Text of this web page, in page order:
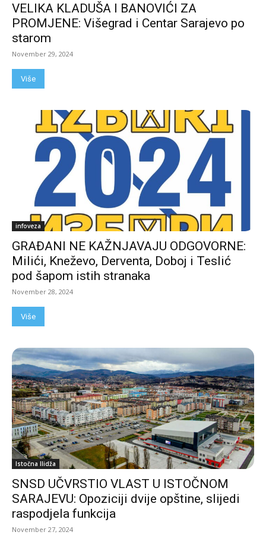
VELIKA KLADUŠA I BANOVIĆI ZA
PROMJENE: Višegrad i Centar Sarajevo po
starom
November 29, 2024
Više
infoveza
GRAĐANI NE KAŽNJAVAJU ODGOVORNE:
Milići, Kneževo, Derventa, Doboj i Teslić
pod šapom istih stranaka
November 28, 2024
Više
Istočna Ilidža
SNSD UČVRSTIO VLAST U ISTOČNOM
SARAJEVU: Opoziciji dvije opštine, slijedi
raspodjela funkcija
November 27, 2024